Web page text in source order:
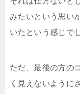
みたいという思い
いたという感じで
ただ、最後の方の
く見えないように